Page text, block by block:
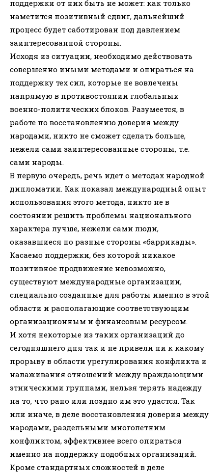
поддержки от них быть не может: как только
наметится позитивный сдвиг, дальнейший
процесс будет саботирован под давлением
заинтересованной стороны.
Исходя из ситуации, необходимо действовать
совершенно иными методами и опираться на
поддержку тех сил, которые не вовлечены
напрямую в противостоянии глобальных
военно-политических блоков. Разумеется, в
работе по восстановлению доверия между
народами, никто не сможет сделать больше,
нежели сами заинтересованные стороны, т.е.
сами народы.
В первую очередь, речь идет о методах народной
дипломатии. Как показал международный опыт
использования этого метода, никто не в
состоянии решить проблемы национального
характера лучше, нежели сами люди,
оказавшиеся по разные стороны «баррикады».
Касаемо поддержки, без которой никакое
позитивное продвижение невозможно,
существуют международные организации,
специально созданные для работы именно в этой
области и располагающие соответствующим
организационным и финансовым ресурсом.
И хотя некоторые из таких организаций до
сегодняшнего дня так и не привели ни к какому
прорыву в области урегулирования конфликта и
налаживания отношений между враждающими
этническими группами, нельзя терять надежду
на то, что рано или поздно им это удастся. Так
или иначе, в деле восстановления доверия между
народами, раздельными многолетним
конфликтом, эффективнее всего опираться
именно на поддержку подобных организаций.
Кроме стандартных сложностей в деле